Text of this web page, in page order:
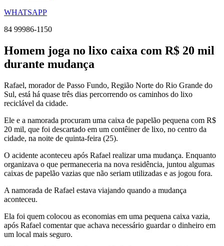
WHATSAPP
84 99986-1150
Homem joga no lixo caixa com R$ 20 mil
durante mudança
Rafael, morador de Passo Fundo, Região Norte do Rio Grande do
Sul, está há quase três dias percorrendo os caminhos do lixo
reciclável da cidade.
Ele e a namorada procuram uma caixa de papelão pequena com R$
20 mil, que foi descartado em um contêiner de lixo, no centro da
cidade, na noite de quinta-feira (25).
O acidente aconteceu após Rafael realizar uma mudança. Enquanto
organizava o que permaneceria na nova residência, juntou algumas
caixas de papelão vazias que não seriam utilizadas e as jogou fora.
A namorada de Rafael estava viajando quando a mudança
aconteceu.
Ela foi quem colocou as economias em uma pequena caixa vazia,
após Rafael comentar que achava necessário guardar o dinheiro em
um local mais seguro.